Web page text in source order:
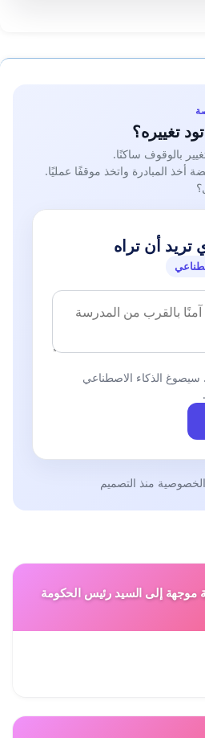
تغييره؟
بالوقوف ساكنًا.
أخذ المبادرة واتخذ موقفًا عمليًا.
تريد أن تراه
الذكاء الاصطناعي
الخصوصية منذ التصميم
موجهة إلى السيد رئيس الحكومة